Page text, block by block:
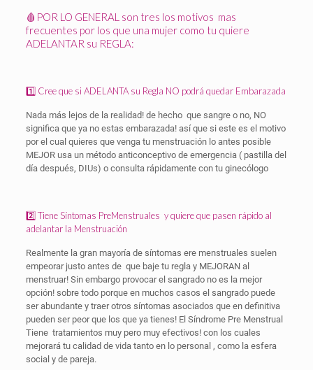
🩸POR LO GENERAL son tres los motivos mas
frecuentes por los que una mujer como tu quiere
ADELANTAR su REGLA:
1️⃣ Cree que si ADELANTA su Regla NO podrá quedar Embarazada
Nada más lejos de la realidad! de hecho que sangre o no, NO
significa que ya no estas embarazada! así que si este es el motivo
por el cual quieres que venga tu menstruación lo antes posible
MEJOR usa un método anticonceptivo de emergencia ( pastilla del
día después, DIUs) o consulta rápidamente con tu ginecólogo
2️⃣ Tiene Síntomas PreMenstruales y quiere que pasen rápido al
adelantar la Menstruación
Realmente la gran mayoría de síntomas ere menstruales suelen
empeorar justo antes de que baje tu regla y MEJORAN al
menstruar! Sin embargo provocar el sangrado no es la mejor
opción! sobre todo porque en muchos casos el sangrado puede
ser abundante y traer otros síntomas asociados que en definitiva
pueden ser peor que los que ya tienes! El Síndrome Pre Menstrual
Tiene tratamientos muy pero muy efectivos! con los cuales
mejorará tu calidad de vida tanto en lo personal , como la esfera
social y de pareja.